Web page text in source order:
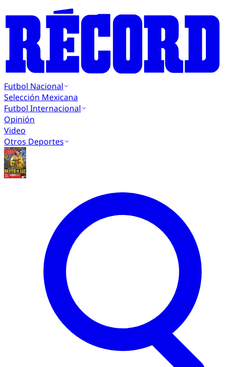
Futbol Nacional
Selección Mexicana
Futbol Internacional
Opinión
Video
Otros Deportes